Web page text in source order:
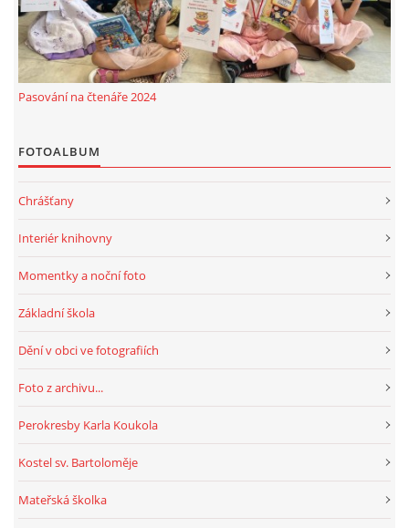
Pasování na čtenáře 2024
FOTOALBUM
Chrášťany
Interiér knihovny
Momentky a noční foto
Základní škola
Dění v obci ve fotografiích
Foto z archivu...
Perokresby Karla Koukola
Kostel sv. Bartoloměje
Mateřská školka